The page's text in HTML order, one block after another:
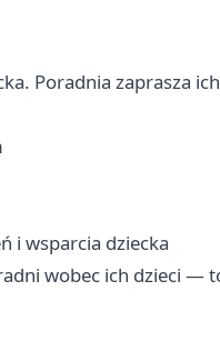
Poradnia zaprasza
i wsparcia dziecka
wobec ich dzieci —